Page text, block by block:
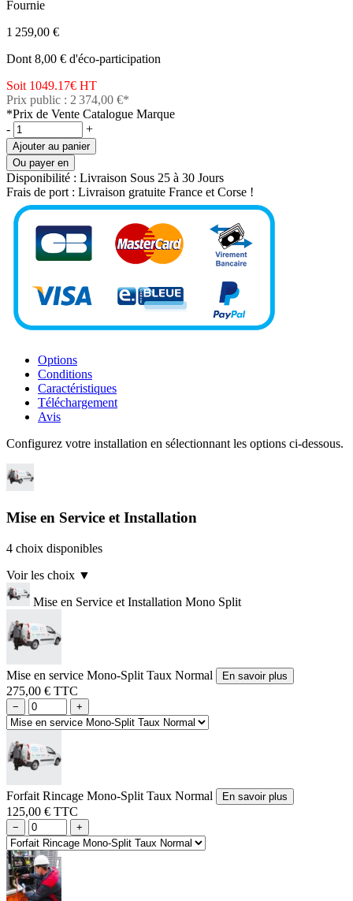
Fournie
1 259,00 €
Dont 8,00 € d'éco-participation
Soit 1049.17€ HT
Prix public : 2 374,00 €*
*Prix de Vente Catalogue Marque
-
+
Ajouter au panier
Ou payer en
Disponibilité : Livraison Sous 25 à 30 Jours
Frais de port : Livraison gratuite France et Corse !
Options
Conditions
Caractéristiques
Téléchargement
Avis
Configurez votre installation en sélectionnant les options ci-dessous.
Mise en Service et Installation
4 choix disponibles
Voir les choix ▼
Mise en Service et Installation Mono Split
Mise en service Mono-Split Taux Normal En savoir plus
275,00 € TTC
− +
Forfait Rincage Mono-Split Taux Normal En savoir plus
125,00 € TTC
− +